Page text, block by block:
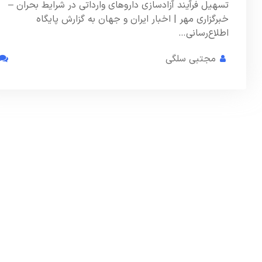
تسهیل فرآیند آزادسازی داروهای وارداتی در شرایط بحران –
خبرگزاری مهر | اخبار ایران و جهان به گزارش پایگاه
اطلاع‌رسانی…
مجتبی سلگی